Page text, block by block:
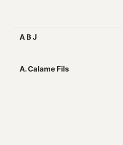
A B J
A. Calame Fils